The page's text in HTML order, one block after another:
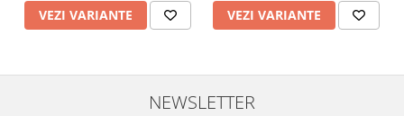
VEZI VARIANTE VEZI VARIANTE
NEWSLETTER